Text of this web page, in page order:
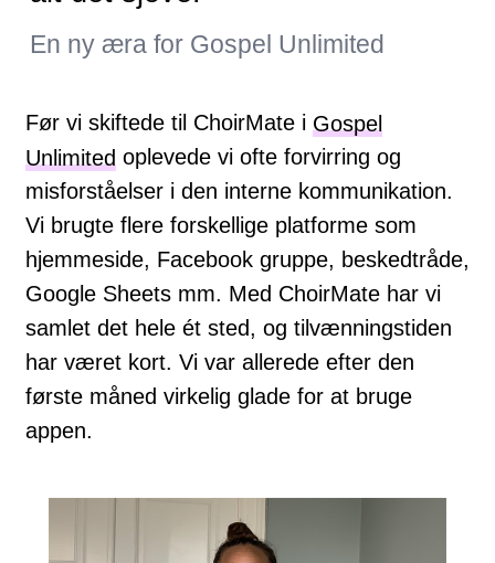
En ny æra for Gospel Unlimited
Før vi skiftede til ChoirMate i Gospel
Unlimited oplevede vi ofte forvirring og
misforståelser i den interne kommunikation.
Vi brugte flere forskellige platforme som
hjemmeside, Facebook gruppe, beskedtråde,
Google Sheets mm. Med ChoirMate har vi
samlet det hele ét sted, og tilvænningstiden
har været kort. Vi var allerede efter den
første måned virkelig glade for at bruge
appen.